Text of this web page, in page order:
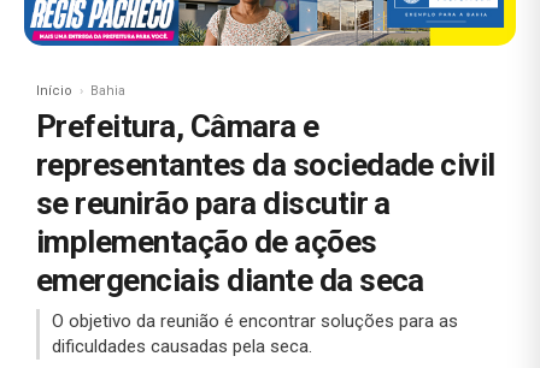
Início Bahia
Prefeitura, Câmara e
representantes da sociedade civil
se reunirão para discutir a
implementação de ações
emergenciais diante da seca
O objetivo da reunião é encontrar soluções para as
dificuldades causadas pela seca.